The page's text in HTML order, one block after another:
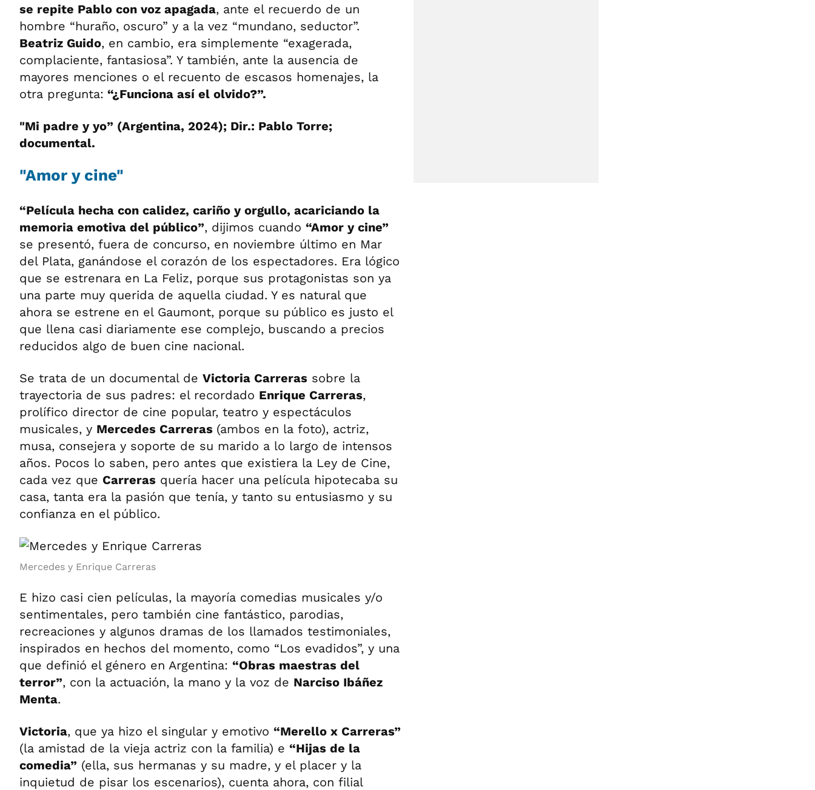
se repite Pablo con voz apagada, ante el recuerdo de un
hombre “huraño, oscuro” y a la vez “mundano, seductor”.
Beatriz Guido, en cambio, era simplemente “exagerada,
complaciente, fantasiosa”. Y también, ante la ausencia de
mayores menciones o el recuento de escasos homenajes, la
otra pregunta: “¿Funciona así el olvido?”.
"Mi padre y yo” (Argentina, 2024); Dir.: Pablo Torre;
documental.
"Amor y cine"
“Película hecha con calidez, cariño y orgullo, acariciando la
memoria emotiva del público”, dijimos cuando “Amor y cine”
se presentó, fuera de concurso, en noviembre último en Mar
del Plata, ganándose el corazón de los espectadores. Era lógico
que se estrenara en La Feliz, porque sus protagonistas son ya
una parte muy querida de aquella ciudad. Y es natural que
ahora se estrene en el Gaumont, porque su público es justo el
que llena casi diariamente ese complejo, buscando a precios
reducidos algo de buen cine nacional.
Se trata de un documental de Victoria Carreras sobre la
trayectoria de sus padres: el recordado Enrique Carreras,
prolífico director de cine popular, teatro y espectáculos
musicales, y Mercedes Carreras (ambos en la foto), actriz,
musa, consejera y soporte de su marido a lo largo de intensos
años. Pocos lo saben, pero antes que existiera la Ley de Cine,
cada vez que Carreras quería hacer una película hipotecaba su
casa, tanta era la pasión que tenía, y tanto su entusiasmo y su
confianza en el público.
Mercedes y Enrique Carreras
E hizo casi cien películas, la mayoría comedias musicales y/o
sentimentales, pero también cine fantástico, parodias,
recreaciones y algunos dramas de los llamados testimoniales,
inspirados en hechos del momento, como “Los evadidos”, y una
que definió el género en Argentina: “Obras maestras del
terror”, con la actuación, la mano y la voz de Narciso Ibáñez
Menta.
Victoria, que ya hizo el singular y emotivo “Merello x Carreras”
(la amistad de la vieja actriz con la familia) e “Hijas de la
comedia” (ella, sus hermanas y su madre, y el placer y la
inquietud de pisar los escenarios), cuenta ahora, con filial